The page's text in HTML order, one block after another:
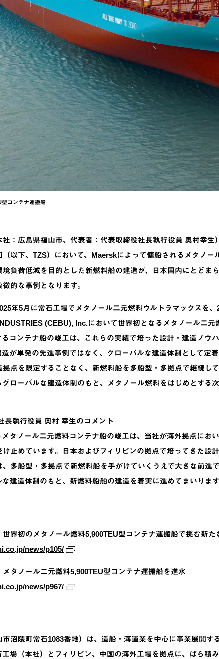
コンテナ運搬船
：広島県福山市、代表者：代表取締役社長執行役員 奥村幸
（以下、TZS）において、Maerskによって傭船されるメタノ
負荷低減を目的とした新燃料船の建造が、日本国内にとどま
的な事例となります。
年5月に常石工場でメタノール二元燃料ウルトラマックスを
(CEBU), Inc.において世界初となるメタノール二
コンテナ船の竣工は、これらの実績で培った設計・建造ノウ
造が単発の先進事例ではなく、グローバルな建造体制として定
点を限定することなく、新燃料船を多船型・多拠点で継続し
ローバルな建造体制のもと、メタノール燃料をはじめとする
長執行役員 奥村 幸生のコメント
メタノール二元燃料コンテナ船の竣工は、当社が海外拠点にお
け止めています。日本およびフィリピンの拠点で培ってきた設
多船型・多拠点で新燃料船を手がけていくうえで大きな前進
建造体制のもと、新燃料船舶の建造を着実に進めてまいります
界初のメタノール燃料5,900TEU型コンテナ運搬船で挑む新た
news/p105/
タノール二元燃料5,900TEU型コンテナ運搬船を進水
news/p967/
沼隈町常石1083番地）は、造船・海運業を中心に事業展開
場（本社）とフィリピン、中国の海外工場を拠点に、ばら積